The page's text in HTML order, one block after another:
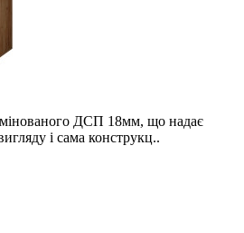
ДСП 18мм, що надає
і сама конструкц..